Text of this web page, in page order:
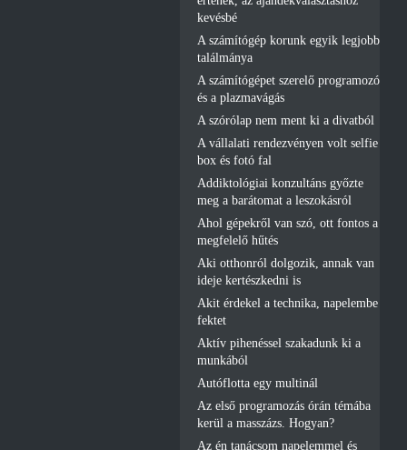
kevésbé
A számítógép korunk egyik legjobb
találmánya
A számítógépet szerelő programozó
és a plazmavágás
A szórólap nem ment ki a divatból
A vállalati rendezvényen volt selfie
box és fotó fal
Addiktológiai konzultáns győzte
meg a barátomat a leszokásról
Ahol gépekről van szó, ott fontos a
megfelelő hűtés
Aki otthonról dolgozik, annak van
ideje kertészkedni is
Akit érdekel a technika, napelembe
fektet
Aktív pihenéssel szakadunk ki a
munkából
Autóflotta egy multinál
Az első programozás órán témába
kerül a masszázs. Hogyan?
Az én tanácsom napelemmel és